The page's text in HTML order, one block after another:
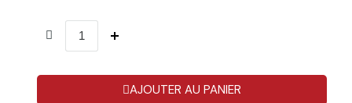
AJOUTER AU PANIER